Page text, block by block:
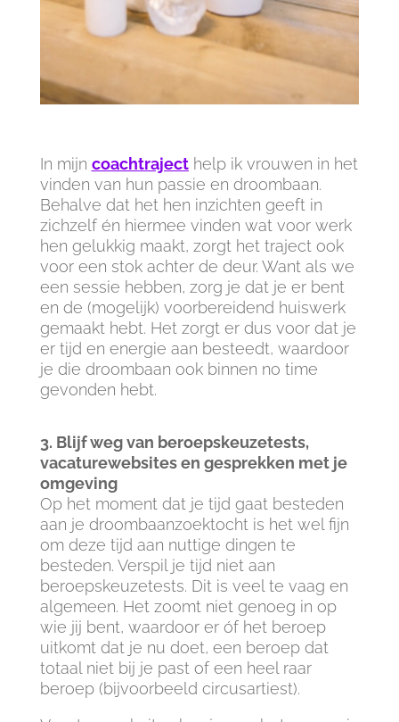
In mijn coachtrajecthelp ik vrouwen in het
vinden van hun passie en droombaan.
Behalve dat het hen inzichten geeft in
zichzelf én hiermee vinden wat voor werk
hen gelukkig maakt, zorgt het traject ook
voor een stok achter de deur. Want als we
een sessie hebben, zorg je dat je er bent
en de (mogelijk) voorbereidend huiswerk
gemaakt hebt. Het zorgt er dus voor dat je
er tijd en energie aan besteedt, waardoor
je die droombaan ook binnen no time
gevonden hebt.
3. Blijf weg van beroepskeuzetests,
vacaturewebsites en gesprekken met je
omgeving
Op het moment dat je tijd gaat besteden
aan je droombaanzoektocht is het wel fijn
om deze tijd aan nuttige dingen te
besteden. Verspil je tijd niet aan
beroepskeuzetests. Dit is veel te vaag en
algemeen. Het zoomt niet genoeg in op
wie jij bent, waardoor er óf het beroep
uitkomt dat je nu doet, een beroep dat
totaal niet bij je past of een heel raar
beroep (bijvoorbeeld circusartiest).